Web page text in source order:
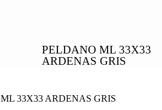
PELDANO ML 33X33
ARDENAS GRIS
33X33 ARDENAS GRIS